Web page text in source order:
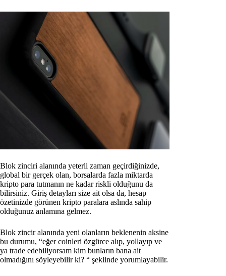
Blok zinciri alanında yeterli zaman geçirdiğinizde,
global bir gerçek olan, borsalarda fazla miktarda
kripto para tutmanın ne kadar riskli olduğunu da
bilirsiniz. Giriş detayları size ait olsa da, hesap
özetinizde görünen kripto paralara aslında sahip
olduğunuz anlamına gelmez.
Blok zincir alanında yeni olanların beklenenin aksine
bu durumu, “eğer coinleri özgürce alıp, yollayıp ve
ya trade edebiliyorsam kim bunların bana ait
olmadığını söyleyebilir ki? “ şeklinde yorumlayabilir.